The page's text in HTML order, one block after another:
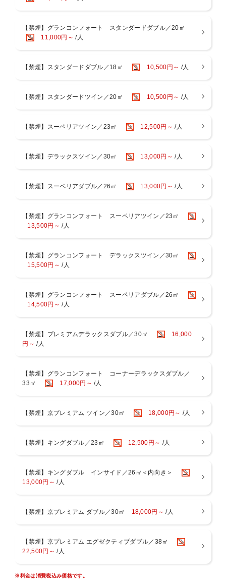
精神を受け継ぎながらも、
時代のニーズに沿ったサービスでお客様をお迎えいたします。
ビュッフェスタイル形式でご提供いたします。
予めご了承くださいますようお願い申し上げます。
【京都駅からのアクセス】
JR京都駅中央口＜ニデック京都タワー側＞より徒歩約2分。地下（JR
【ホテル駐車場のご案内】
恐れ入りますが、ホテル周辺のコインパーキング等をご利用くださ
【駐車場のまとめ】
・駐車場はホテル地下1階＜自走式駐車場＞
・宿泊者一泊1台あたり 2，000円
・バレーサービスなし
【禁煙】グランコンフォート スタンダードダブル／20㎡
11,000円～ /人
【禁煙】スタンダードダブル／18㎡ 10,500円～ /人
【禁煙】スタンダードツイン／20㎡ 10,500円～ /人
【禁煙】スーペリアツイン／23㎡ 12,500円～ /人
【禁煙】デラックスツイン／30㎡ 13,000円～ /人
【禁煙】スーペリアダブル／26㎡ 13,000円～ /人
【禁煙】グランコンフォート スーペリアツイン／23㎡
13,500円～ /人
【禁煙】グランコンフォート デラックスツイン／30㎡
15,500円～ /人
【禁煙】グランコンフォート スーペリアダブル／26㎡
14,500円～ /人
【禁煙】プレミアムデラックスダブル／30㎡
16,000
円～ /人
【禁煙】グランコンフォート コーナーデラックスダブル／
33㎡
17,000円～ /人
【禁煙】京プレミアム ツイン／30㎡ 18,000円～ /人
【禁煙】キングダブル／23㎡ 12,500円～ /人
【禁煙】キングダブル インサイド／26㎡＜内向き＞
13,000円～ /人
【禁煙】京プレミアム ダブル／30㎡ 18,000円～ /人
【禁煙】京プレミアム エグゼクティブダブル／38㎡
22,500円～ /人
※料金は消費税込み価格です。